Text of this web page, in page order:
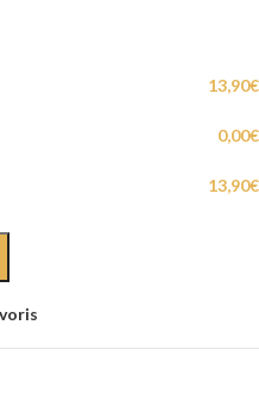
13,90€
0,00€
13,90€